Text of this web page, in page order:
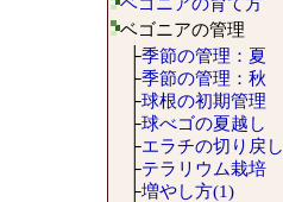
ベゴニアの管理
├季節の管理：夏
├季節の管理：秋
├球根の初期管理
├球べゴの夏越し
├エラチの切り戻し
├テラリウム栽培
├増やし方(1)